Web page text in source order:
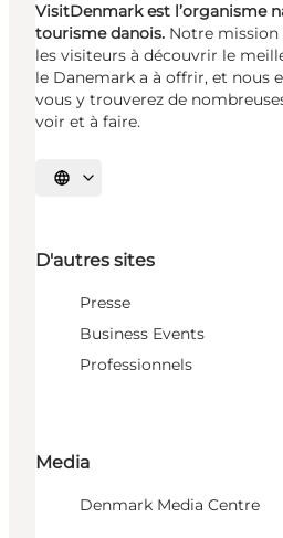
VisitDenmark est l’organisme
tourisme danois. Notre mission
les visiteurs à découvrir le
le Danemark a à offrir, et nous
vous y trouverez de
voir et à faire.
Choisissez la langue
D'autres sites
Presse
Business Events
Professionnels
Media
Denmark Media Centre